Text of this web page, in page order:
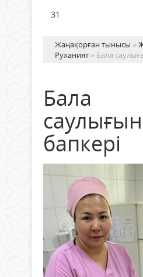
31
Жаңақорған тынысы »
Руханият » Бала
Бала
бапкері